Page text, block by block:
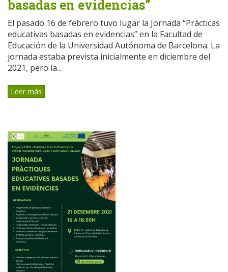
basadas en evidencias”
El pasado 16 de febrero tuvo lugar la Jornada “Prácticas
educativas basadas en evidencias” en la Facultad de
Educación de la Universidad Autónoma de Barcelona. La
jornada estaba prevista inicialmente en diciembre del
2021, pero la...
Leer más